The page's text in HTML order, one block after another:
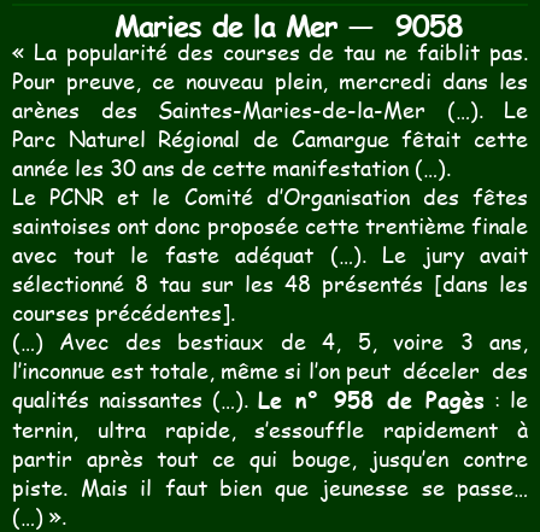
Maries de la Mer — 9058
« La popularité des courses de tau ne faiblit pas.
Pour preuve, ce nouveau plein, mercredi dans les
arènes des Saintes-Maries-de-la-Mer (…). Le
Parc Naturel Régional de Camargue fêtait cette
année les 30 ans de cette manifestation (…).
Le PCNR et le Comité d’Organisation des fêtes
saintoises ont donc proposée cette trentième finale
avec tout le faste adéquat (…). Le jury avait
sélectionné 8 tau sur les 48 présentés [dans les
courses précédentes].
(…) Avec des bestiaux de 4, 5, voire 3 ans,
l’inconnue est totale, même si l’on peut déceler des
qualités naissantes (…).Le n° 958 de Pagès : le
ternin, ultra rapide, s’essouffle rapidement à
partir après tout ce qui bouge, jusqu’en contre
piste. Mais il faut bien que jeunesse se passe…
(…) ».